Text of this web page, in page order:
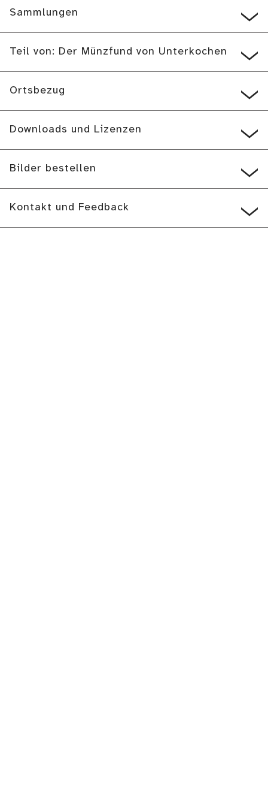
Sammlungen
Teil von: Der Münzfund von Unterkochen
Ortsbezug
Downloads und Lizenzen
Bilder bestellen
Kontakt und Feedback